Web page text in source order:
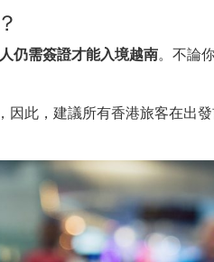
仍需簽證才能入境越南。不論
因此，建議所有香港旅客在出